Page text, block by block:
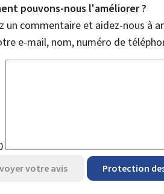
pouvons-nous l'améliorer ?
un commentaire et aidez-nous à
e-mail, nom, numéro de
votre avis Protection